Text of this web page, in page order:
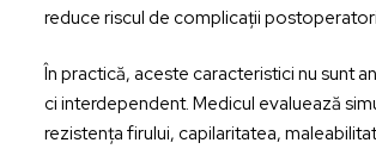
reduce riscul de complicații
În practică, aceste caracteristici nu sunt
ci interdependent. Medicul evaluează
rezistența firului, capilaritatea,